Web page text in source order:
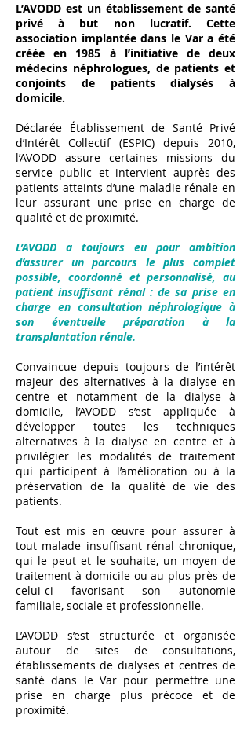
L’AVODD est un établissement de santé
privé à but non lucratif. Cette
association implantée dans le Var a été
créée en 1985 à l’initiative de deux
médecins néphrologues, de patients et
conjoints de patients dialysés à
domicile.
Déclarée Établissement de Santé Privé
d’Intérêt Collectif (ESPIC) depuis 2010,
l’AVODD assure certaines missions du
service public et intervient auprès des
patients atteints d’une maladie rénale en
leur assurant une prise en charge de
qualité et de proximité.
L’AVODD a toujours eu pour ambition
d’assurer un parcours le plus complet
possible, coordonné et personnalisé, au
patient insuffisant rénal : de sa prise en
charge en consultation néphrologique à
son éventuelle préparation à la
transplantation rénale.
Convaincue depuis toujours de l’intérêt
majeur des alternatives à la dialyse en
centre et notamment de la dialyse à
domicile, l’AVODD s’est appliquée à
développer toutes les techniques
alternatives à la dialyse en centre et à
privilégier les modalités de traitement
qui participent à l’amélioration ou à la
préservation de la qualité de vie des
patients.
Tout est mis en œuvre pour assurer à
tout malade insuffisant rénal chronique,
qui le peut et le souhaite, un moyen de
traitement à domicile ou au plus près de
celui-ci favorisant son autonomie
familiale, sociale et professionnelle.
L’AVODD s’est structurée et organisée
autour de sites de consultations,
établissements de dialyses et centres de
santé dans le Var pour permettre une
prise en charge plus précoce et de
proximité.